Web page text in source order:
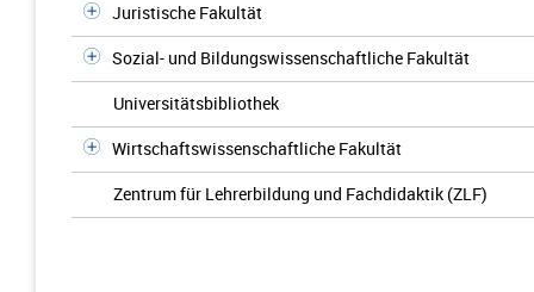
Juristische Fakultät
Sozial- und Bildungswissenschaftliche Fakultät
Universitätsbibliothek
Wirtschaftswissenschaftliche Fakultät
Zentrum für Lehrerbildung und Fachdidaktik (ZLF)